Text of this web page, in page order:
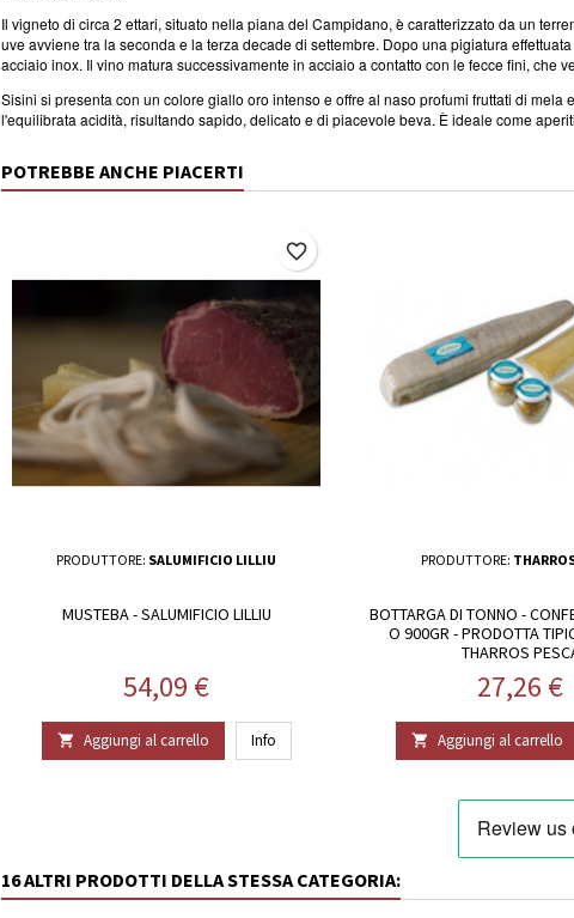
Il vigneto di circa 2 ettari, situato nella piana del Campidano, è caratterizzato da un
uve avviene tra la seconda e la terza decade di settembre. Dopo una pigiatura
acciaio inox. Il vino matura successivamente in acciaio a contatto con le fecce fini, che
Sisini si presenta con un colore giallo oro intenso e offre al naso profumi fruttati di
l'equilibrata acidità, risultando sapido, delicato e di piacevole beva. È ideale come
POTREBBE ANCHE PIACERTI
PRODUTTORE: SALUMIFICIO LILLIU
MUSTEBA - SALUMIFICIO LILLIU
Prezzo
54,09 €
 Aggiungi al carrello Info
favorite_border
PRODUTTORE:
BOTTARGA DI TONNO -
O 900GR - PRODOTTA
THARROS
Prezzo
27,26 €
 Aggiungi al carrello
16 ALTRI PRODOTTI DELLA STESSA CATEGORIA: